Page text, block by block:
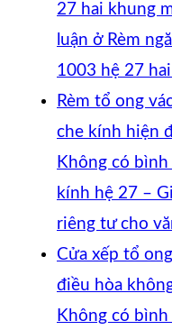
27 hai khung
luận ở Rèm
1003 hệ 27
Rèm tổ ong
che kính hiện
Không có bình
kính hệ 27 –
riêng tư cho
Cửa xếp tổ
điều hòa
Không có bình